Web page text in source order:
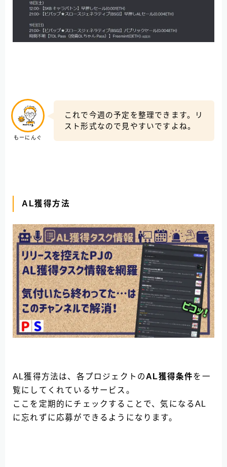
もーにんぐ
これで今週の予定を整理できます。リ
スト形式なので見やすいですよね。
AL獲得方法
AL獲得方法は、各プロジェクトのAL獲得条件を一
覧にしてくれているサービス。
ここを定期的にチェックすることで、気になるAL
に忘れずに応募ができるようになります。